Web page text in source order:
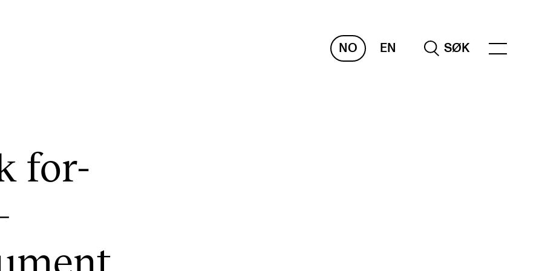
NO EN SØK
Gjennomføre konserter og arrangementer
Plakat, program og markedsføring
for­